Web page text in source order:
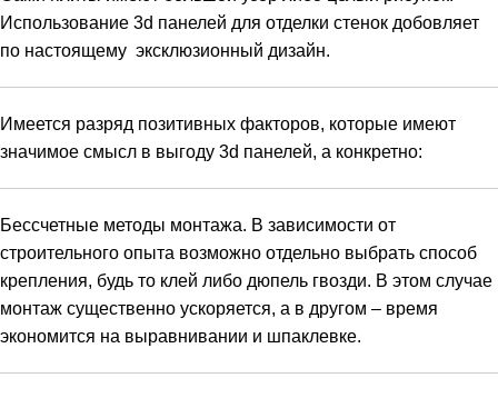
Использование 3d панелей для отделки стенок добовляет
по настоящему эксклюзионный дизайн.
Имеется разряд позитивных факторов, которые имеют
значимое смысл в выгоду 3d панелей, а конкретно:
Бессчетные методы монтажа. В зависимости от
строительного опыта возможно отдельно выбрать способ
крепления, будь то клей либо дюпель гвозди. В этом случае
монтаж существенно ускоряется, а в другом – время
экономится на выравнивании и шпаклевке.